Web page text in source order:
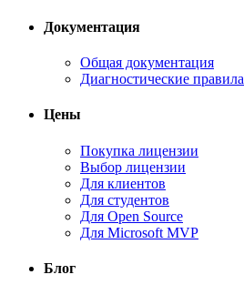
Документация
Общая документация
Диагностические правила
Цены
Покупка лицензии
Выбор лицензии
Для клиентов
Для студентов
Для Open Source
Для Microsoft MVP
Блог